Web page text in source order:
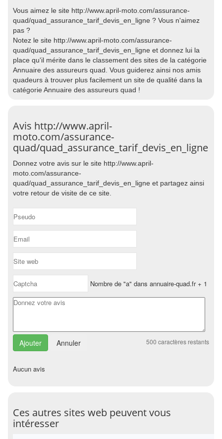
Vous aimez le site http://www.april-moto.com/assurance-
quad/quad_assurance_tarif_devis_en_ligne ? Vous n'aimez
pas ?
Notez le site http://www.april-moto.com/assurance-
quad/quad_assurance_tarif_devis_en_ligne et donnez lui la
place qu'il mérite dans le classement des sites de la catégorie
Annuaire des assureurs quad. Vous guiderez ainsi nos amis
quadeurs à trouver plus facilement un site de qualité dans la
catégorie Annuaire des assureurs quad !
Avis http://www.april-
moto.com/assurance-
quad/quad_assurance_tarif_devis_en_ligne
Donnez votre avis sur le site http://www.april-
moto.com/assurance-
quad/quad_assurance_tarif_devis_en_ligne et partagez ainsi
votre retour de visite de ce site.
Nombre de "a" dans annuaire-quad.fr + 1
Annuler 500 caractères restants
Aucun avis
Ces autres sites web peuvent vous
intéresser